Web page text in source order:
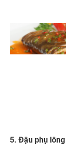
5. Đậu phụ lông